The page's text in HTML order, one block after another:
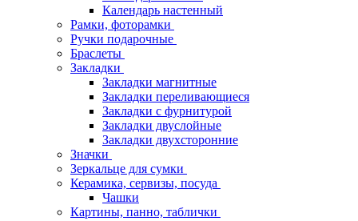
Календарь настенный
Рамки, фоторамки
Ручки подарочные
Браслеты
Закладки
Закладки магнитные
Закладки переливающиеся
Закладки с фурнитурой
Закладки двуслойные
Закладки двухсторонние
Значки
Зеркальце для сумки
Керамика, сервизы, посуда
Чашки
Картины, панно, таблички